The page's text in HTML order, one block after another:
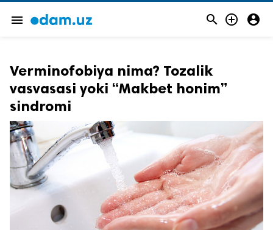
menu   
Verminofobiya nima? Tozalik
vasvasasi yoki “Makbet honim”
sindromi